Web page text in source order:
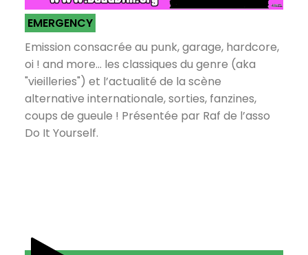
EMERGENCY
Emission consacrée au punk, garage, hardcore,
oi ! and more... les classiques du genre (aka
"vieilleries") et l’actualité de la scène
alternative internationale, sorties, fanzines,
coups de gueule ! Présentée par Raf de l’asso
Do It Yourself.